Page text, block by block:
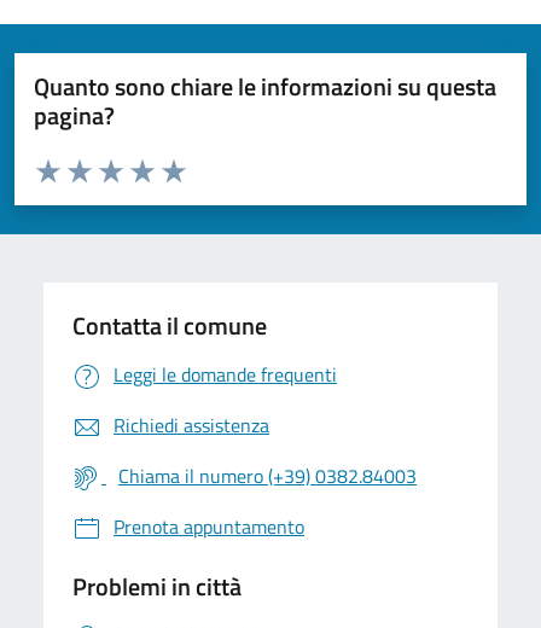
Quanto sono chiare le informazioni su questa
pagina?
Valuta da 1 a 5 stelle la pagina
Valuta 5 stelle su 5
Valuta 4 stelle su 5
Valuta 3 stelle su 5
Valuta 2 stelle su 5
Valuta 1 stelle su 5
Contatta il comune
Leggi le domande frequenti
Richiedi assistenza
Chiama il numero (+39) 0382.84003
Prenota appuntamento
Problemi in città